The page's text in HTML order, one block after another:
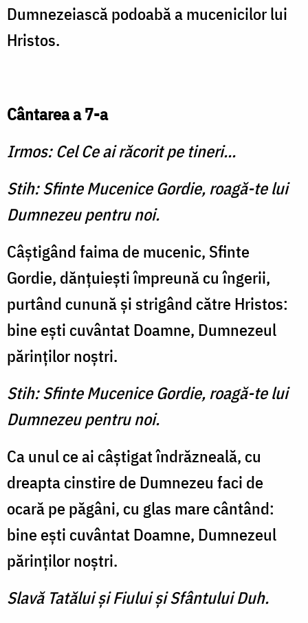
Dumnezeiască podoabă a mucenicilor lui
Hristos.
Cântarea a 7-a
Irmos: Cel Ce ai răcorit pe tineri...
Stih: Sfinte Mucenice Gordie, roagă-te lui
Dumnezeu pentru noi.
Câştigând faima de mucenic, Sfinte
Gordie, dănţuieşti împreună cu îngerii,
purtând cunună şi strigând către Hristos:
bine eşti cuvântat Doamne, Dumnezeul
părinţilor noştri.
Stih: Sfinte Mucenice Gordie, roagă-te lui
Dumnezeu pentru noi.
Ca unul ce ai câştigat îndrăzneală, cu
dreapta cinstire de Dumnezeu faci de
ocară pe păgâni, cu glas mare cântând:
bine eşti cuvântat Doamne, Dumnezeul
părinţilor noştri.
Slavă Tatălui şi Fiului şi Sfântului Duh.